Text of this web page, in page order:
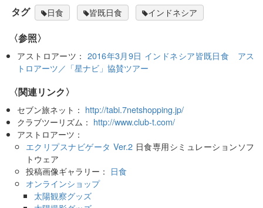
タグ 日食 皆既日食 インドネシア
〈参照〉
アストロアーツ：2016年3月9日 インドネシア皆既日食 アス
トロアーツ／「星ナビ」協賛ツアー
〈関連リンク〉
セブン旅ネット： http://tabi.7netshopping.jp/
クラブツーリズム： http://www.club-t.com/
アストロアーツ：
エクリプスナビゲータ Ver.2 日食専用シミュレーションソフ
トウェア
投稿画像ギャラリー： 日食
オンラインショップ
太陽観察グッズ